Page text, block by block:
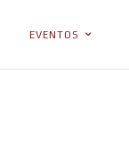
EVENTOS